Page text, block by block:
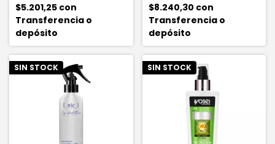
$5.201,25 con
Transferencia o
depósito
$8.240,30 con
Transferencia o
depósito
SIN STOCK SIN STOCK